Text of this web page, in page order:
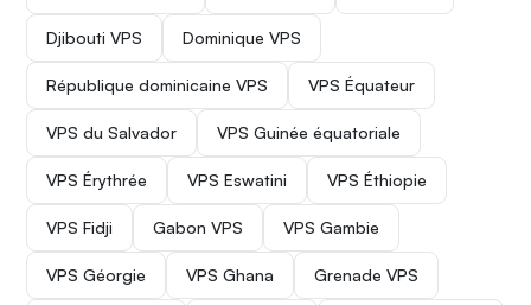
Djibouti VPS Dominique VPS
République dominicaine VPS VPS Équateur
VPS du Salvador VPS Guinée équatoriale
VPS Érythrée VPS Eswatini VPS Éthiopie
VPS Fidji Gabon VPS VPS Gambie
VPS Géorgie VPS Ghana Grenade VPS